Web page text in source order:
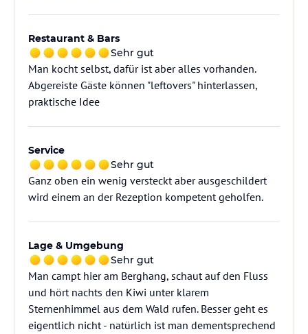
Restaurant & Bars
Sehr gut
Man kocht selbst, dafür ist aber alles vorhanden.
Abgereiste Gäste können "leftovers" hinterlassen,
praktische Idee
Service
Sehr gut
Ganz oben ein wenig versteckt aber ausgeschildert
wird einem an der Rezeption kompetent geholfen.
Lage & Umgebung
Sehr gut
Man campt hier am Berghang, schaut auf den Fluss
und hört nachts den Kiwi unter klarem
Sternenhimmel aus dem Wald rufen. Besser geht es
eigentlich nicht - natürlich ist man dementsprechend